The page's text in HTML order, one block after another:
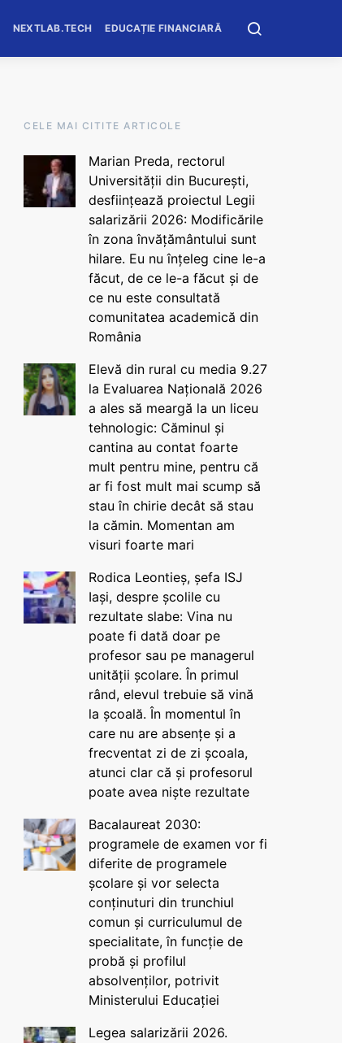
NEXTLAB.TECH EDUCAȚIE FINANCIARĂ
CELE MAI CITITE ARTICOLE
Marian Preda, rectorul
Universității din București,
desființează proiectul Legii
salarizării 2026: Modificările
în zona învățământului sunt
hilare. Eu nu înțeleg cine le-a
făcut, de ce le-a făcut și de
ce nu este consultată
comunitatea academică din
România
Elevă din rural cu media 9.27
la Evaluarea Națională 2026
a ales să meargă la un liceu
tehnologic: Căminul și
cantina au contat foarte
mult pentru mine, pentru că
ar fi fost mult mai scump să
stau în chirie decât să stau
la cămin. Momentan am
visuri foarte mari
Rodica Leontieș, șefa ISJ
Iași, despre școlile cu
rezultate slabe: Vina nu
poate fi dată doar pe
profesor sau pe managerul
unității școlare. În primul
rând, elevul trebuie să vină
la școală. În momentul în
care nu are absențe și a
frecventat zi de zi școala,
atunci clar că și profesorul
poate avea niște rezultate
Bacalaureat 2030:
programele de examen vor fi
diferite de programele
școlare și vor selecta
conținuturi din trunchiul
comun și curriculumul de
specialitate, în funcție de
probă și profilul
absolvenților, potrivit
Ministerului Educației
Legea salarizării 2026.